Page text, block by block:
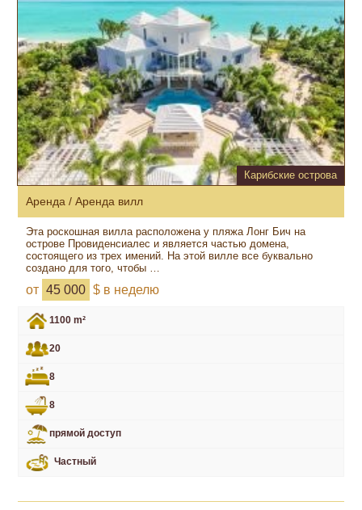
Карибские острова
Аренда / Аренда вилл
Эта роскошная вилла расположена у пляжа Лонг Бич на
острове Провиденсиалес и является частью домена,
состоящего из трех имений. На этой вилле все буквально
создано для того, чтобы …
от 45 000 $ в неделю
1100 m²
20
8
8
прямой доступ
Частный